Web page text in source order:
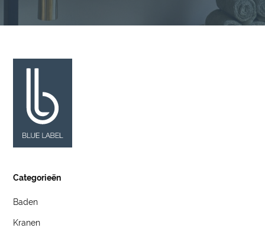
Categorieën
Baden
Kranen